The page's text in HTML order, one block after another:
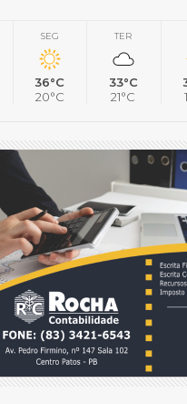
SEG
36°C
20°C
TER
33°C
21°C